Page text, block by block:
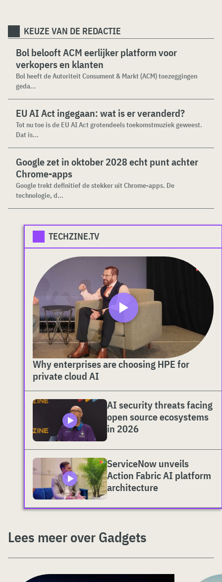
KEUZE VAN DE REDACTIE
Bol belooft ACM eerlijker platform voor
verkopers en klanten
Bol heeft de Autoriteit Consument & Markt (ACM) toezeggingen
geda...
EU AI Act ingegaan: wat is er veranderd?
Tot nu toe is de EU AI Act grotendeels toekomstmuziek geweest.
Dat is...
Google zet in oktober 2028 echt punt achter
Chrome-apps
Google trekt definitief de stekker uit Chrome-apps. De
technologie, d...
TECHZINE.TV
Why enterprises are choosing HPE for
private cloud AI
AI security threats facing
open source ecosystems
in 2026
ServiceNow unveils
Action Fabric AI platform
architecture
Lees meer over Gadgets